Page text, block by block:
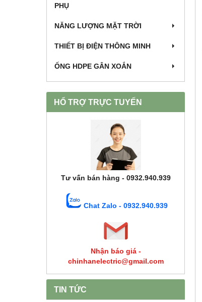
PHỤ
NĂNG LƯỢNG MẶT TRỜI
THIẾT BỊ ĐIỆN THÔNG MINH
ỐNG HDPE GÂN XOẮN
HỔ TRỢ TRỰC TUYẾN
Tư vấn bán hàng - 0932.940.939
Chat Zalo - 0932.940.939
Nhận báo giá -
chinhanelectric@gmail.com
TIN TỨC